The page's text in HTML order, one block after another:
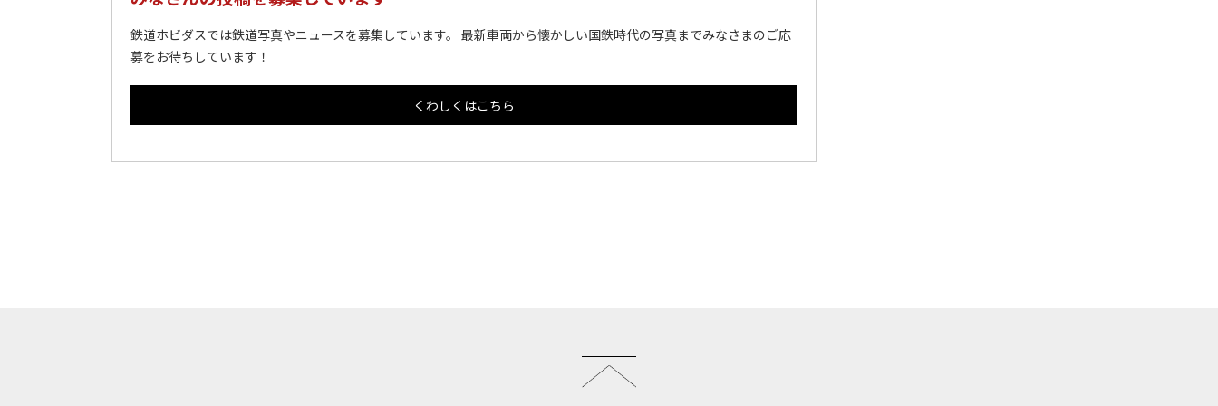
鉄道ホビダスでは鉄道写真やニュースを募集しています。 最新車両から懐かしい国鉄時代の写真までみなさまのご応
募をお待ちしています！
くわしくはこちら